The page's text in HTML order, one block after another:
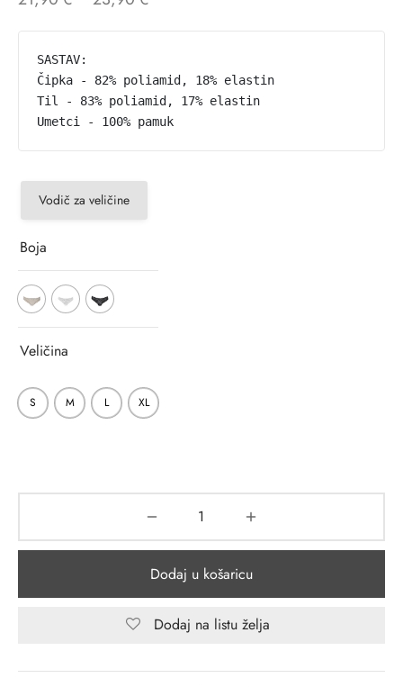
SASTAV:
Čipka - 82% poliamid, 18% elastin
Til - 83% poliamid, 17% elastin
Umetci - 100% pamuk
Vodič za veličine
Boja
Veličina
S M L XL
Dodaj u košaricu
Dodaj na listu želja